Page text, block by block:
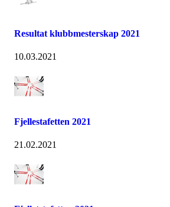
Resultat klubbmesterskap 2021
10.03.2021
Fjellestafetten 2021
21.02.2021